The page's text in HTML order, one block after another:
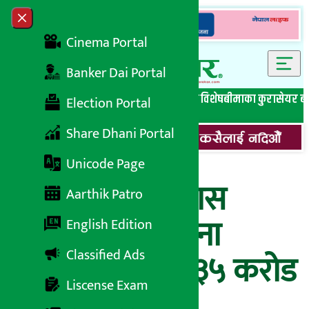
Skip to content
Close menu
Cinema Portal
Banker Dai Portal
Election Portal
Share Dhani Portal
Unicode Page
Aarthik Patro
English Edition
Classified Ads
Liscense Exam
सबै समाचारबेथिति मुर्दाबादबैंकिङ विशेष लघुवित्त विशेषबीमाका कुरासेयर
पशुपति क्षेत्र विकास
संरक्षण गुरु योजना
विस्तारका लागि ३५ करोड